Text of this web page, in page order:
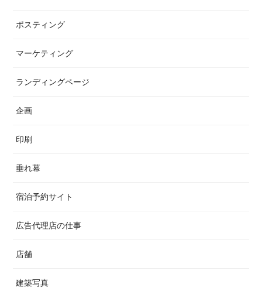
ポスティング
マーケティング
ランディングページ
企画
印刷
垂れ幕
宿泊予約サイト
広告代理店の仕事
店舗
建築写真